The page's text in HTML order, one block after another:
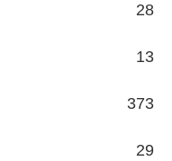
28
13
373
29